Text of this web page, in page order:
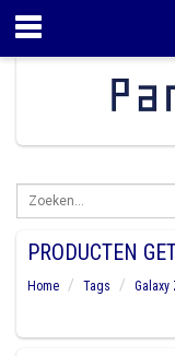
PRODUCTEN
Home Tags
Galaxy